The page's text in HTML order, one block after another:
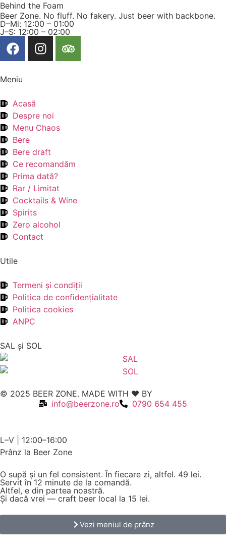
Behind the Foam
Beer Zone. No fluff. No fakery. Just beer with backbone.
D–Mi: 12:00 – 01:00
J–S: 12:00 – 02:00
Meniu
Acasă
Despre noi
Menu Chaos
Bere
Bere draft
Ce recomandăm
Prima dată?
Rar / Limitat
Cocktails & Wine
Spirits
Zero alcohol
Contact
Utile
Termeni şi condiţii
Politica de confidenţialitate
Politica cookies
ANPC
SAL şi SOL
© 2025 BEER ZONE. MADE WITH ❤️ BY
info@beerzone.ro
0790 654 455
L–V | 12:00–16:00
Prânz la Beer Zone
O supă și un fel consistent. În fiecare zi, altfel. 49 lei.
Servit în 12 minute de la comandă.
Altfel, e din partea noastră.
Și dacă vrei — craft beer local la 15 lei.
Vezi meniul de prânz